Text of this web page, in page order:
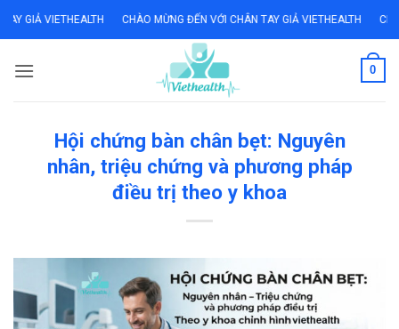
dung
VIETHEALTH CHÀO MỪNG ĐẾN VỚI CHÂN TAY GIẢ VIETHEALTH CHÀO
0
Hội chứng bàn chân bẹt: Nguyên
nhân, triệu chứng và phương pháp
điều trị theo y khoa